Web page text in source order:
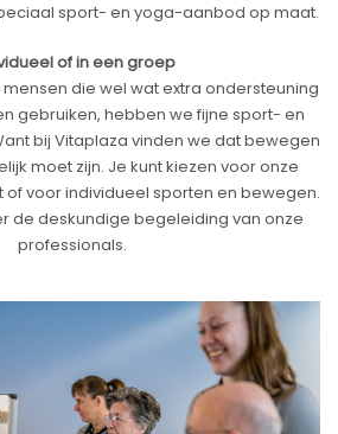
sport- en yoga-aanbod op maat.
of in een groep
die wel wat extra ondersteuning
gebruiken, hebben we fijne sport- en
bij Vitaplaza vinden we dat bewegen
moet zijn. Je kunt kiezen voor onze
voor individueel sporten en bewegen.
de deskundige begeleiding van onze
professionals.